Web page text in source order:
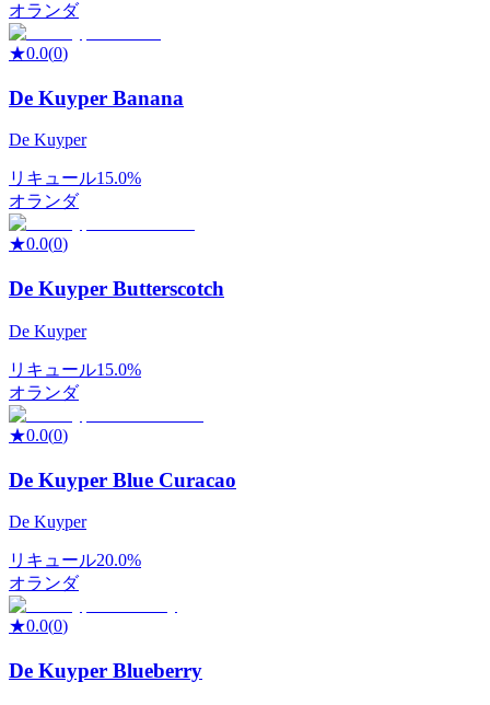
オランダ
★0.0(0)
De Kuyper Banana
De Kuyper
リキュール15.0%
オランダ
★0.0(0)
De Kuyper Butterscotch
De Kuyper
リキュール15.0%
オランダ
★0.0(0)
De Kuyper Blue Curacao
De Kuyper
リキュール20.0%
オランダ
★0.0(0)
De Kuyper Blueberry